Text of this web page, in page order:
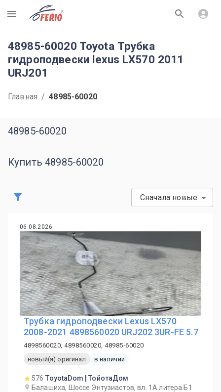
R
48985-60020 Toyota Трубка
гидроподвески lexus LX570 2011
URJ201
Главная / 48985-60020
48985-60020
Купить 48985-60020
Сначала новые
06.08.2026
Трубка гидроподвески Lexus LX570
2008-2021 4898560020 URJ202 3UR-FE 5.7
4898560020, 4898560020, 48985-60020
новый(я) оригинал
в наличии
576 ToyotaDom | ТойотаДом
Балашиха, Шоссе Энтузиастов, вл. 1А литера Б1